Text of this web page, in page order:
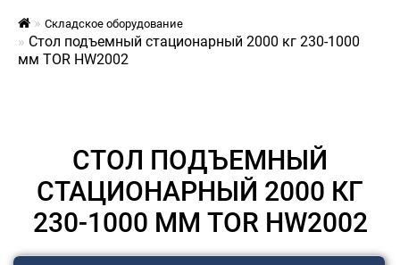
Складское оборудование
Стол подъемный стационарный 2000 кг 230-1000
мм TOR HW2002
СТОЛ ПОДЪЕМНЫЙ
СТАЦИОНАРНЫЙ 2000 КГ
230-1000 ММ TOR HW2002